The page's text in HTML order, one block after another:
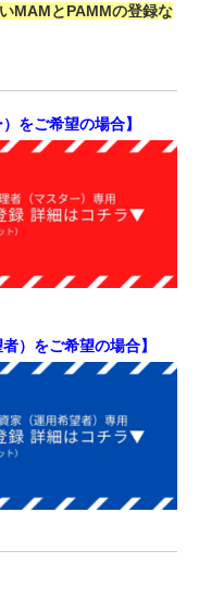
MAMとPAMMの登録な
をご希望の場合】
）をご希望の場合】